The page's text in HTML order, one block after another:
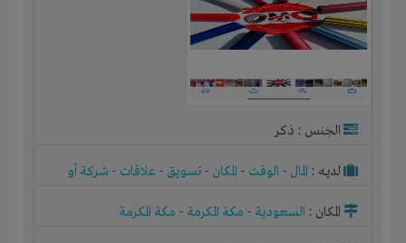
الجنس : ذكر
لديـه : المال - الوقت - المكان - تسويق - علاقات - شركة أو
المكان : السعودية - مكة المكرمة - مكة المكرمة